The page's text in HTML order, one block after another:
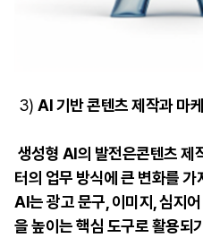
3) AI 기반 콘텐츠 제작과 마
생성형 AI의 발전은콘텐츠 제
터의 업무 방식에 큰 변화를 가
AI는 광고 문구, 이미지, 심지
을 높이는 핵심 도구로 활용되